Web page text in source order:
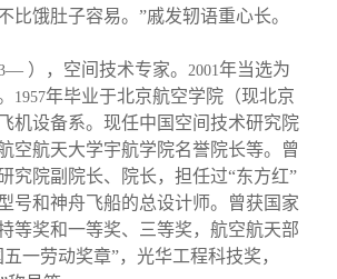
比饿肚子容易。”戚发轫语重心长。
— ），空间技术专家。 2001年当选为
1957年毕业于北京航空学院（现北京
机设备系。现任中国空间技术研究院
空航天大学宇航学院名誉院长等。曾
究院副院长、院长，担任过“东方红”
号和神舟飞船的总设计师。曾获国家
等奖和一等奖、三等奖，航空航天部
一劳动奖章”，光华工程科技奖，